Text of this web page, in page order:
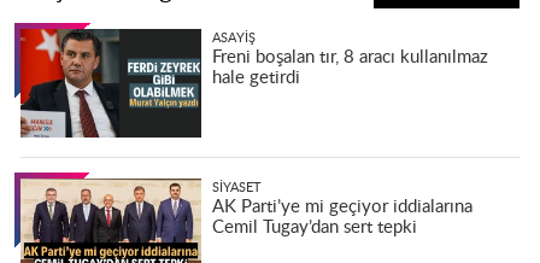
ASAYIŞ
Freni boşalan tır, 8 aracı kullanılmaz
hale getirdi
SIYASET
AK Parti’ye mi geçiyor iddialarına
Cemil Tugay’dan sert tepki